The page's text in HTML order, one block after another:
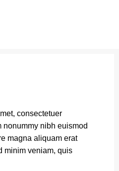
consectetuer
nibh euismod
magna aliquam erat
minim veniam, quis